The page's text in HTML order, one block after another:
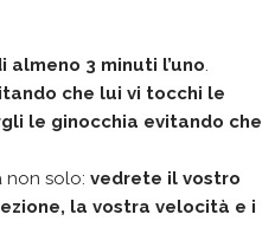
almeno 3 minuti l’uno.
che lui vi tocchi le
le ginocchia evitando che
non solo: vedrete il vostro
la vostra velocità e i